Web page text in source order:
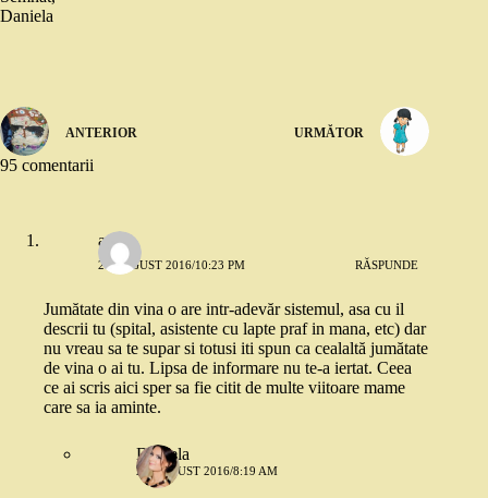
Daniela
ANTERIOR URMĂTOR
95 comentarii
ade
26 AUGUST 2016/10:23 PM RĂSPUNDE
Jumătate din vina o are intr-adevăr sistemul, asa cu il
descrii tu (spital, asistente cu lapte praf in mana, etc) dar
nu vreau sa te supar si totusi iti spun ca cealaltă jumătate
de vina o ai tu. Lipsa de informare nu te-a iertat. Ceea
ce ai scris aici sper sa fie citit de multe viitoare mame
care sa ia aminte.
Daniela
27 AUGUST 2016/8:19 AM